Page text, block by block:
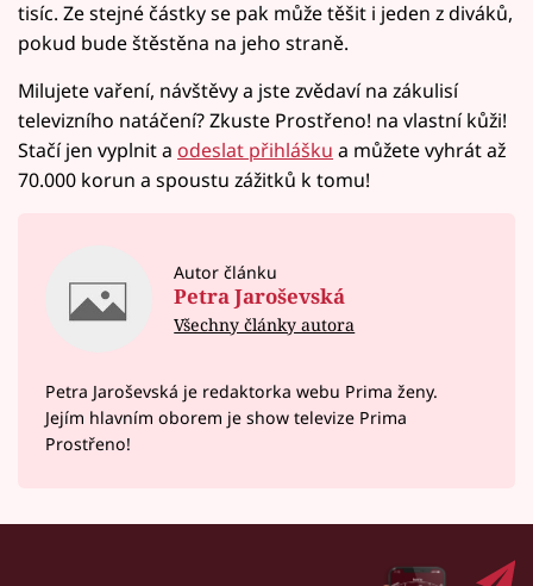
tisíc. Ze stejné částky se pak může těšit i jeden z diváků,
pokud bude štěstěna na jeho straně.
Milujete vaření, návštěvy a jste zvědaví na zákulisí
televizního natáčení? Zkuste Prostřeno! na vlastní kůži!
Stačí jen vyplnit a odeslat přihlášku a můžete vyhrát až
70.000 korun a spoustu zážitků k tomu!
Autor článku
Petra Jaroševská
Všechny články autora
Petra Jaroševská je redaktorka webu Prima ženy.
Jejím hlavním oborem je show televize Prima
Prostřeno!